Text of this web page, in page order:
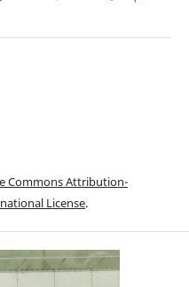
Commons Attribution-
License.